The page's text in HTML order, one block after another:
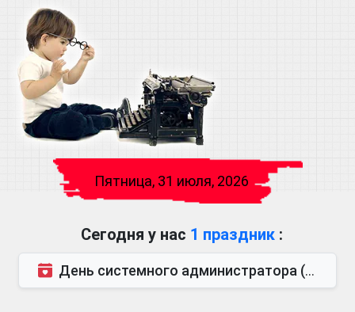
Пятница, 31 июля, 2026
Сегодня у нас 1 праздник :
День системного администратора (последняя пятница июля)